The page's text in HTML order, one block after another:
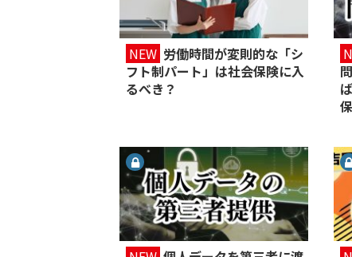
NEW 労働時間が変則的な「シ
フト制パート」は社会保険に入
るべき？